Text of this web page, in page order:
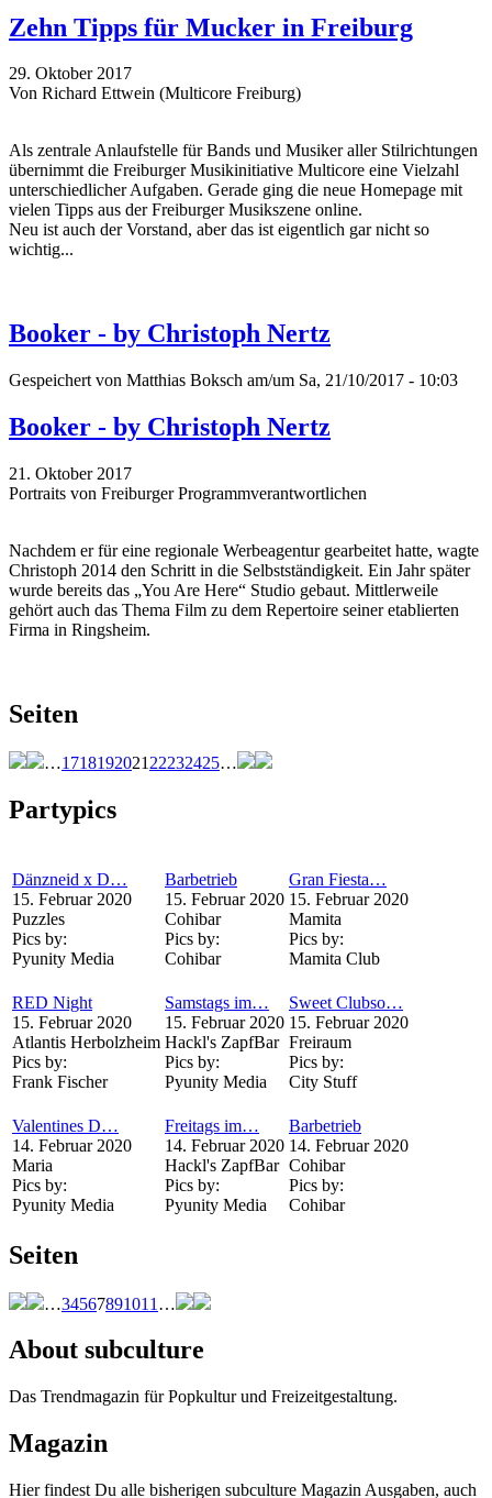
Zehn Tipps für Mucker in Freiburg
29. Oktober 2017
Von Richard Ettwein (Multicore Freiburg)
Als zentrale Anlaufstelle für Bands und Musiker aller Stilrichtungen
übernimmt die Freiburger Musikinitiative Multicore eine Vielzahl
unterschiedlicher Aufgaben. Gerade ging die neue Homepage mit
vielen Tipps aus der Freiburger Musikszene online.
Neu ist auch der Vorstand, aber das ist eigentlich gar nicht so
wichtig...
Booker - by Christoph Nertz
Gespeichert von Matthias Boksch am/um Sa, 21/10/2017 - 10:03
Booker - by Christoph Nertz
21. Oktober 2017
Portraits von Freiburger Programmverantwortlichen
Nachdem er für eine regionale Werbeagentur gearbeitet hatte, wagte
Christoph 2014 den Schritt in die Selbstständigkeit. Ein Jahr später
wurde bereits das „You Are Here“ Studio gebaut. Mittlerweile
gehört auch das Thema Film zu dem Repertoire seiner etablierten
Firma in Ringsheim.
Seiten
…1718192021 22232425…
Partypics
Dänzneid x D…
15. Februar 2020
Puzzles
Pics by:
Pyunity Media
Barbetrieb
15. Februar 2020
Cohibar
Pics by:
Cohibar
Gran Fiesta…
15. Februar 2020
Mamita
Pics by:
Mamita Club
RED Night
15. Februar 2020
Atlantis Herbolzheim
Pics by:
Frank Fischer
Samstags im…
15. Februar 2020
Hackl's ZapfBar
Pics by:
Pyunity Media
Sweet Clubso…
15. Februar 2020
Freiraum
Pics by:
City Stuff
Valentines D…
14. Februar 2020
Maria
Pics by:
Pyunity Media
Freitags im…
14. Februar 2020
Hackl's ZapfBar
Pics by:
Pyunity Media
Barbetrieb
14. Februar 2020
Cohibar
Pics by:
Cohibar
Seiten
…34567891011 …
About subculture
Das Trendmagazin für Popkultur und Freizeitgestaltung.
Magazin
Hier findest Du alle bisherigen subculture Magazin Ausgaben, auch